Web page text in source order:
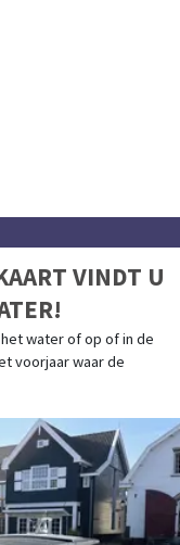
VINDT U
water of op of in de
voorjaar waar de